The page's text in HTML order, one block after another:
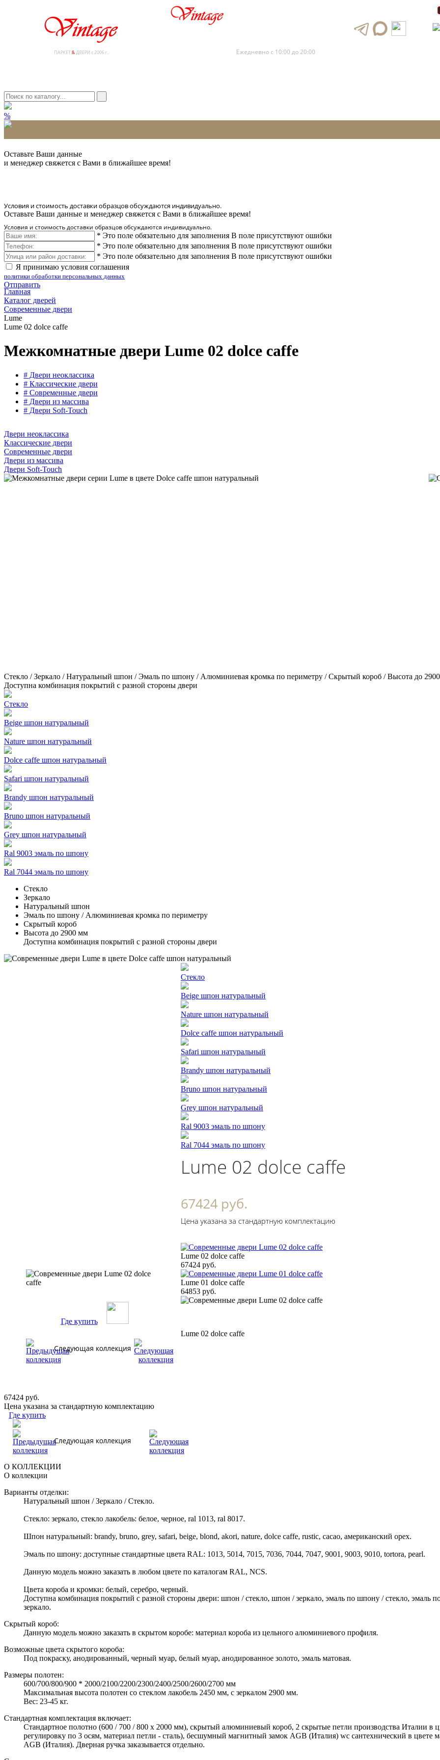
ПАРКЕТ&ДВЕРИ с 2006 г. Ежедневно с 10:00 до 20:00
%
Оставьте Ваши данные
и менеджер свяжется с Вами в ближайшее время!
Условия и стоимость доставки образцов обсуждаются индивидуально.
Оставьте Ваши данные и менеджер свяжется с Вами в ближайшее время!
Условия и стоимость доставки образцов обсуждаются индивидуально.
* Это поле обязательно для заполнения В поле присутствуют ошибки
* Это поле обязательно для заполнения В поле присутствуют ошибки
* Это поле обязательно для заполнения В поле присутствуют ошибки
Я принимаю условия соглашения
политики обработки персональных данных
Отправить
Главная
Каталог дверей
Современные двери
Lume
Lume 02 dolce caffe
Межкомнатные двери Lume 02 dolce caffe
# Двери неоклассика
# Классические двери
# Современные двери
# Двери из массива
# Двери Soft-Touch
Двери неоклассика
Классические двери
Современные двери
Двери из массива
Двери Soft-Touch
Стекло / Зеркало / Натуральный шпон / Эмаль по шпону / Алюминиевая кромка по периметру / Скрытый короб / Высота до
Доступна комбинация покрытий с разной стороны двери
Стекло
Beige шпон натуральный
Nature шпон натуральный
Dolce caffe шпон натуральный
Safari шпон натуральный
Brandy шпон натуральный
Bruno шпон натуральный
Grey шпон натуральный
Ral 9003 эмаль по шпону
Ral 7044 эмаль по шпону
Стекло
Зеркало
Натуральный шпон
Эмаль по шпону / Алюминиевая кромка по периметру
Скрытый короб
Высота до 2900 мм
Доступна комбинация покрытий с разной стороны двери
Где купить
Следующая коллекция
Стекло
Beige шпон натуральный
Nature шпон натуральный
Dolce caffe шпон натуральный
Safari шпон натуральный
Brandy шпон натуральный
Bruno шпон натуральный
Grey шпон натуральный
Ral 9003 эмаль по шпону
Ral 7044 эмаль по шпону
Lume 02 dolce caffe
67424 руб.
Цена указана за стандартную комплектацию
Lume 02 dolce caffe
67424 руб.
Lume 01 dolce caffe
64853 руб.
Lume 02 dolce caffe
67424 руб.
Цена указана за стандартную комплектацию
Где купить
Следующая коллекция
О КОЛЛЕКЦИИ
О коллекции
Варианты отделки:
Натуральный шпон / Зеркало / Стекло.
Стекло: зеркало, стекло лакобель: белое, черное, ral 1013, ral 8017.
Шпон натуральный: brandy, bruno, grey, safari, beige, blond, akori, nature, dolce caffe, rustic, cacao, американский орех.
Эмаль по шпону: доступные стандартные цвета RAL: 1013, 5014, 7015, 7036, 7044, 7047, 9001, 9003, 9010, tortora, pearl.
Данную модель можно заказать в любом цвете по каталогам RAL, NCS.
Цвета короба и кромки: белый, серебро, черный.
Доступна комбинация покрытий с разной стороны двери: шпон / стекло, шпон / зеркало, эмаль по шпону / стекло, эмаль
зеркало.
Скрытый короб:
Данную модель можно заказать в скрытом коробе: материал короба из цельного алюминиевого профиля.
Возможные цвета скрытого короба:
Под покраску, анодированный, черный муар, белый муар, анодированное золото, эмаль матовая.
Размеры полотен:
600/700/800/900 * 2000/2100/2200/2300/2400/2500/2600/2700 мм
Максимальная высота полотен со стеклом лакобель 2450 мм, с зеркалом 2900 мм.
Вес: 23-45 кг.
Стандартная комплектация включает:
Стандартное полотно (600 / 700 / 800 х 2000 мм), скрытый алюминиевый короб, 2 скрытые петли производства Италии в
регулировку по 3 осям, материал петли - сталь), бесшумный магнитный замок AGB (Италия) wc сантехнический в цвете
AGB (Италия). Дверная ручка заказывается отдельно.